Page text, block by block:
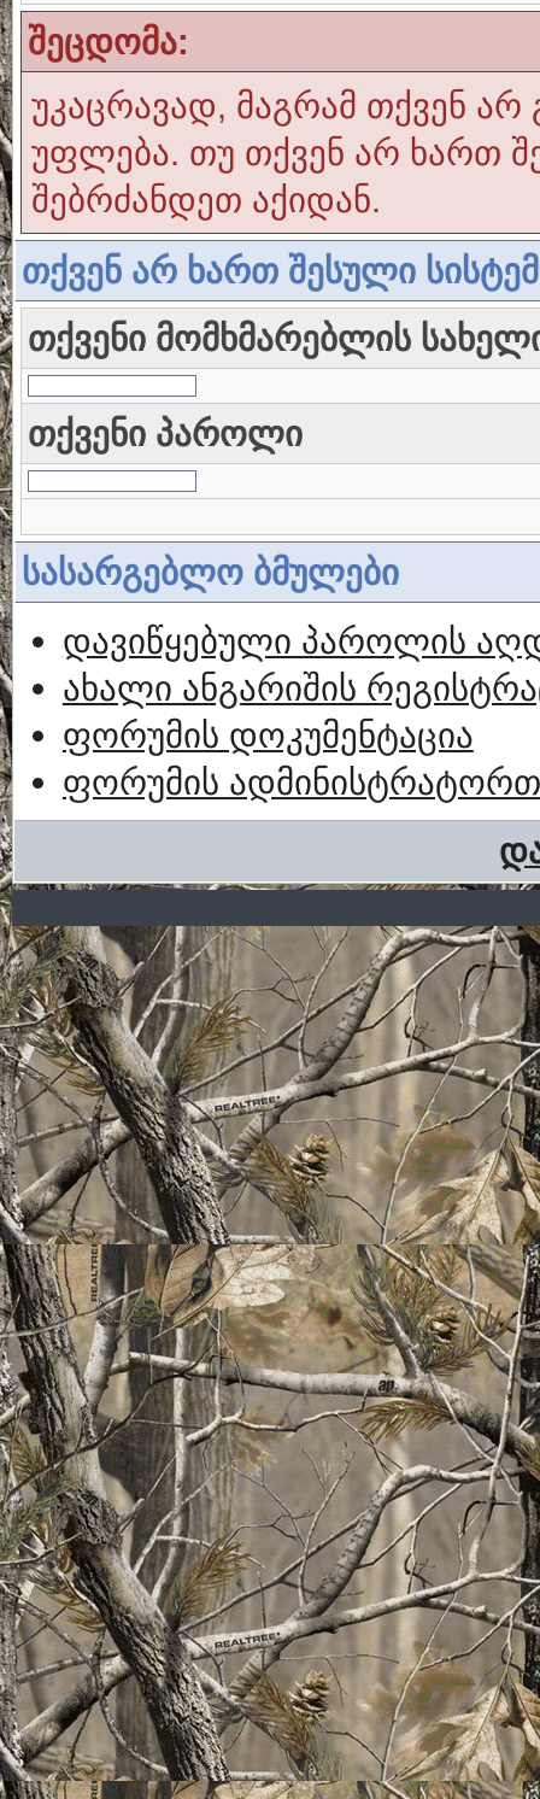
შეცდომა:
უკაცრავად, მაგრამ თქვენ არ
უფლება. თუ თქვენ არ ხართ
შებრძანდეთ აქიდან.
თქვენ არ ხართ შესული
თქვენი მომხმარებლის
თქვენი პაროლი
სასარგებლო ბმულები
დავიწყებული პაროლის
ახალი ანგარიშის
ფორუმის დოკუმენტაცია
ფორუმის